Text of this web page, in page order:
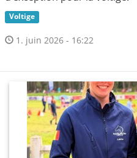
Voltige
1. juin 2026 - 16:22